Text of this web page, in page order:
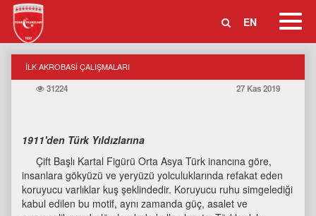
EN
İLK AKROBASİ ÇALIŞMALARI
31224 27 Kas 2019
1911'den Türk Yıldızlarına
Çift Başlı Kartal Figürü Orta Asya Türk inancına göre,
insanlara gökyüzü ve yeryüzü yolculuklarında refakat eden
koruyucu varlıklar kuş şeklindedir. Koruyucu ruhu simgelediği
kabul edilen bu motif, aynı zamanda güç, asalet ve